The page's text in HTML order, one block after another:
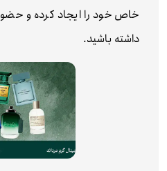
خاص خود را ایجاد کرده و
داشته باشید.